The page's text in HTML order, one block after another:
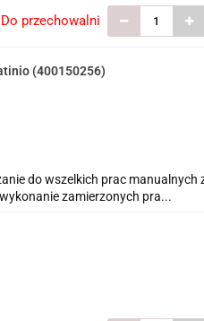
Do przechowalni
(400150256)
do wszelkich prac manualnych
zamierzonych pra...